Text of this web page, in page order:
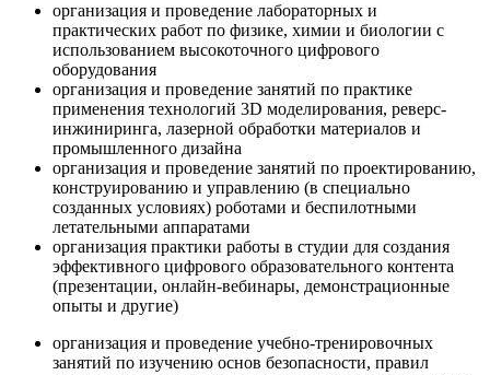
организация и проведение лабораторных и
практических работ по физике, химии и биологии с
использованием высокоточного цифрового
оборудования
организация и проведение занятий по практике
применения технологий 3D моделирования, реверс-
инжиниринга, лазерной обработки материалов и
промышленного дизайна
организация и проведение занятий по проектированию,
конструированию и управлению (в специально
созданных условиях) роботами и беспилотными
летательными аппаратами
организация практики работы в студии для создания
эффективного цифрового образовательного контента
(презентации, онлайн-вебинары, демонстрационные
опыты и другие)
организация и проведение учебно-тренировочных
занятий по изучению основ безопасности, правил